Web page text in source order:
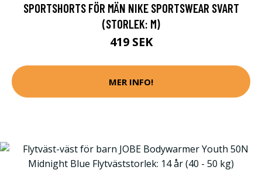
SPORTSHORTS FÖR MÄN NIKE SPORTSWEAR SVART
(STORLEK: M)
419 SEK
MER INFO!